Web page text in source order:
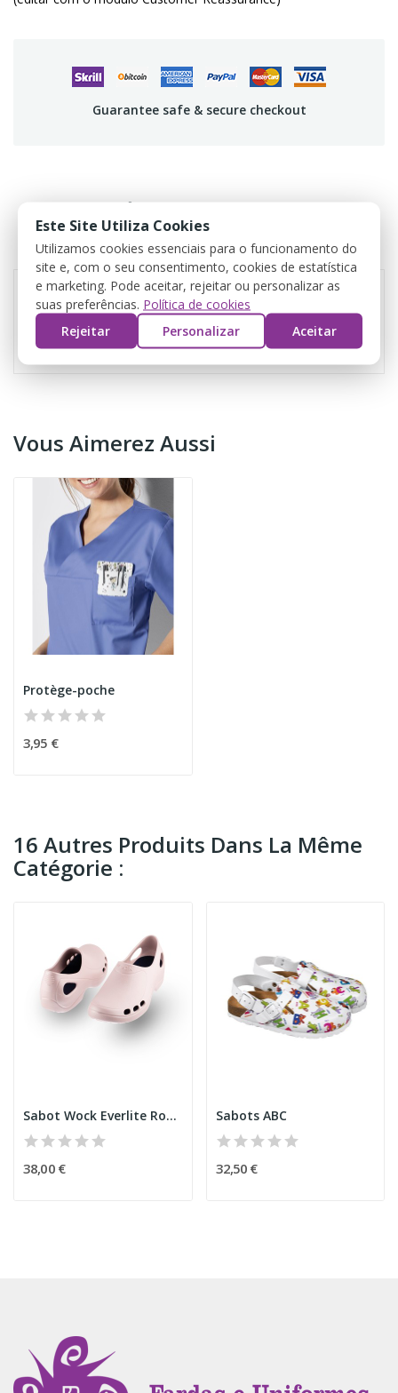
Guarantee safe & secure checkout
AVIS
Référence unicornio
Vous Aimerez Aussi
Protège-poche
3,95 €
16 Autres Produits Dans La Même
Catégorie :
Sabot Wock Everlite Rose bébé
38,00 €
Sabots ABC
32,50 €
Este Site Utiliza Cookies
Utilizamos cookies essenciais para o funcionamento do
site e, com o seu consentimento, cookies de estatística
e marketing. Pode aceitar, rejeitar ou personalizar as
suas preferências. Política de cookies
Rejeitar
Personalizar Aceitar